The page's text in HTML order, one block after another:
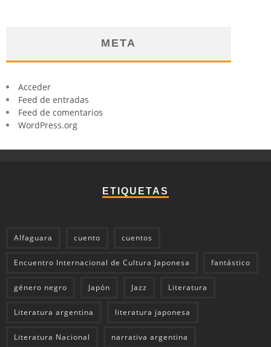
META
Acceder
Feed de entradas
Feed de comentarios
WordPress.org
ETIQUETAS
Alfaguara cuento cuentos
Encuentro Internacional de Cultura Japonesa fantástico
género negro Japón Jazz Literatura
Literatura argentina literatura japonesa
Literatura Nacional narrativa argentina